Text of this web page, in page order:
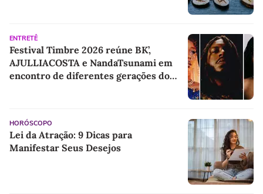
ENTRETÊ
Festival Timbre 2026 reúne BK’,
AJULLIACOSTA e NandaTsunami em
encontro de diferentes gerações do
HORÓSCOPO
Lei da Atração: 9 Dicas para
Manifestar Seus Desejos